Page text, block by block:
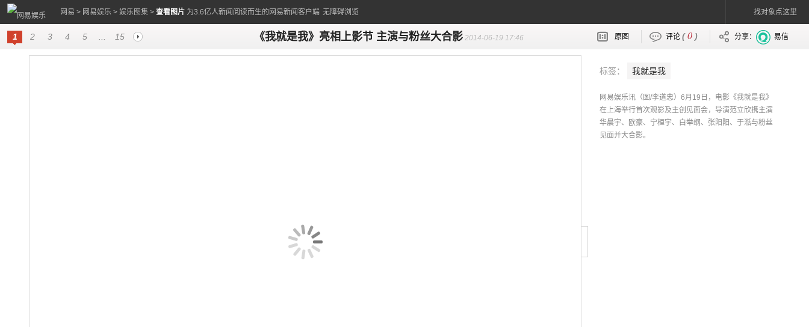
网易 > 网易娱乐 > 娱乐图集 > 查看图片 为3.6亿人新闻阅读而生的网易新闻客户端 无障碍浏览 找对象点这里
1 2 3 4 5 15 《我就是我》亮相上影节 主演与粉丝大合影 2014-06-19 17:46 原图 评论 (0 ) 分享： 易信
标签： 我就是我
网易娱乐讯（图/李道忠）6月19日，电影《我就是我》
在上海举行首次观影及主创见面会，导演范立欣携主演
华晨宇、欧豪、宁桓宇、白举纲、张阳阳、于湉与粉丝
见面并大合影。